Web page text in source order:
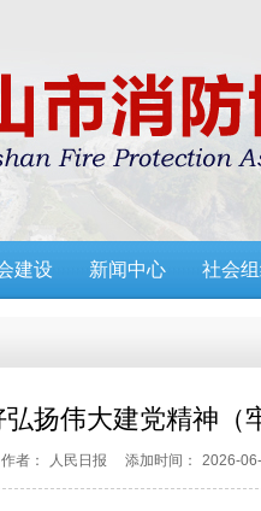
建设 新闻中心 社会
扬伟大建党精神（
作者： 人民日报 添加时间： 2026-